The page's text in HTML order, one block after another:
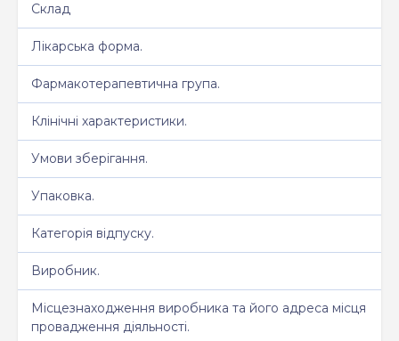
Склад
Лікарська форма.
Фармакотерапевтична група.
Клінічні характеристики.
Умови зберігання.
Упаковка.
Категорія відпуску.
Виробник.
Місцезнаходження виробника та його адреса місця
провадження діяльності.